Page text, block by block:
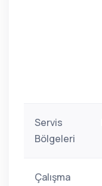
Servis
Bölgeleri
Çalışma